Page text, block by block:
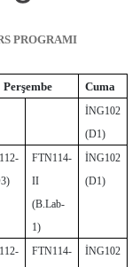
PROGRAMI
Perşembe Cuma
İNG102
(D1)
FTN114-
II
(B.Lab-
1)
İNG102
(D1)
FTN114-
İNG102